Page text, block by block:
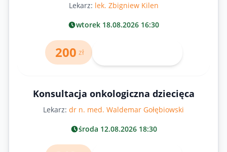
Lekarz: lek. Zbigniew Kilen
wtorek 18.08.2026 16:30
200 zł
Konsultacja onkologiczna dziecięca
Lekarz: dr n. med. Waldemar Gołębiowski
środa 12.08.2026 18:30